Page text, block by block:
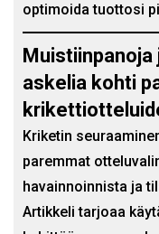
optimoida tuottosi
Muistiinpanoja
askelia kohti
Kriketin
paremmat
havainnoinnista ja
Artikkeli tarjoaa